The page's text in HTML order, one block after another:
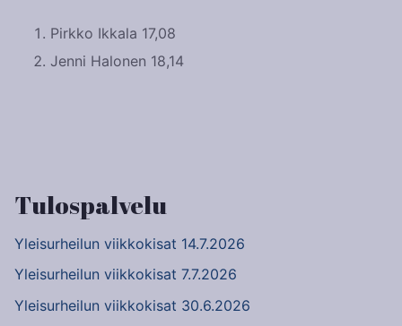
Pirkko Ikkala 17,08
Jenni Halonen 18,14
Tulospalvelu
Yleisurheilun viikkokisat 14.7.2026
Yleisurheilun viikkokisat 7.7.2026
Yleisurheilun viikkokisat 30.6.2026